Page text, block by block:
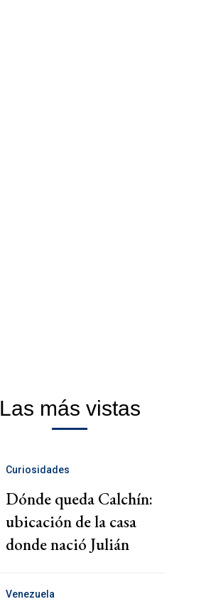
Las más vistas
Curiosidades
Dónde queda Calchín:
ubicación de la casa
donde nació Julián
Venezuela